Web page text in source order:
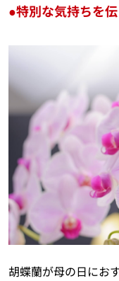
●特別な気持ちを
胡蝶蘭が母の日にお